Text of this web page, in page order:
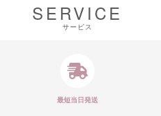
SERVICE
サービス
最短当日発送